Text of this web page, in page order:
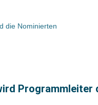
die Nominierten
Programmleiter